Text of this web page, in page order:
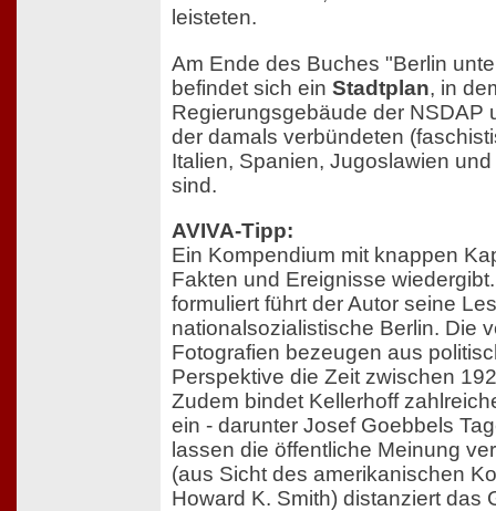
leisteten.
Am Ende des Buches "Berlin
befindet sich ein Stadtplan, in
Regierungsgebäude der NSDAP
der damals verbündeten
Italien, Spanien, Jugoslawien
sind.
AVIVA-Tipp:
Ein Kompendium mit knappen
Fakten und Ereignisse
formuliert führt der Autor seine
nationalsozialistische Berlin. Die
Fotografien bezeugen aus
Perspektive die Zeit zwischen
Zudem bindet Kellerhoff
ein - darunter Josef Goebbels
lassen die öffentliche Meinung
(aus Sicht des amerikanischen
Howard K. Smith) distanziert das